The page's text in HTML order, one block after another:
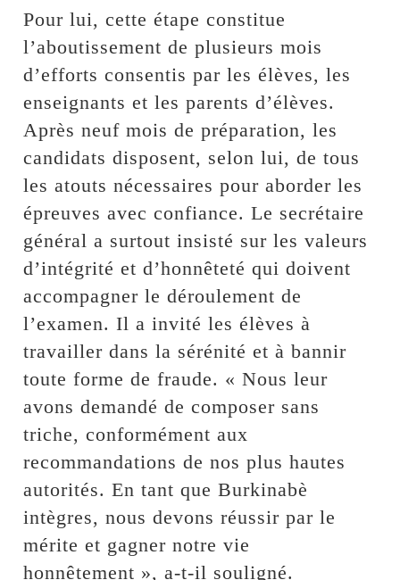
Pour lui, cette étape constitue
l’aboutissement de plusieurs mois
d’efforts consentis par les élèves, les
enseignants et les parents d’élèves.
Après neuf mois de préparation, les
candidats disposent, selon lui, de tous
les atouts nécessaires pour aborder les
épreuves avec confiance. Le secrétaire
général a surtout insisté sur les valeurs
d’intégrité et d’honnêteté qui doivent
accompagner le déroulement de
l’examen. Il a invité les élèves à
travailler dans la sérénité et à bannir
toute forme de fraude. « Nous leur
avons demandé de composer sans
triche, conformément aux
recommandations de nos plus hautes
autorités. En tant que Burkinabè
intègres, nous devons réussir par le
mérite et gagner notre vie
honnêtement », a-t-il souligné.